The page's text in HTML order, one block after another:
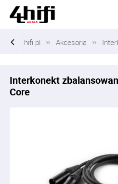
hifi.pl Akcesoria
Interkonekt
Core